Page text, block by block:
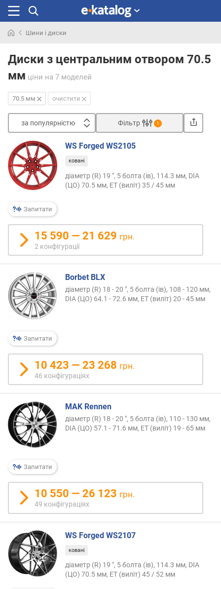
раніше
Шини і диски
Диски з центральним отвором 70.5
мм ціни на 7 моделей
70.5 мм очистити
за популярністю
з
а
п
о
л
я
р
н
і
с
т
ю
в
і
д
е
е
х
д
о
д
о
о
г
и
х
в
і
д
д
о
р
о
Фільтр 1
Запитати
WS Forged WS2105
ковані
діаметр (R) 19 ", 5 болта (ів), 114.3 мм, DIA
(ЦО) 70.5 мм, ET (виліт) 35 / 45 мм
15 590 — 21 629 грн.
2 конфігурації
Запитати
Borbet BLX
діаметр (R) 18 - 20 ", 5 болта (ів), 108 - 120 мм,
DIA (ЦО) 64.1 - 72.6 мм, ET (виліт) 20 - 45 мм
10 423 — 23 268 грн.
46 конфігураціях
Запитати
MAK Rennen
діаметр (R) 18 - 20 ", 5 болта (ів), 110 - 130 мм,
DIA (ЦО) 57.1 - 71.6 мм, ET (виліт) 19 - 65 мм
10 550 — 26 123 грн.
49 конфігураціях
WS Forged WS2107
ковані
діаметр (R) 19 ", 5 болта (ів), 114.3 мм, DIA
(ЦО) 70.5 мм, ET (виліт) 45 / 52 мм